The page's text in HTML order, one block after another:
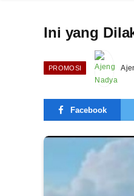
Ini yang
PROMOSI
Facebook